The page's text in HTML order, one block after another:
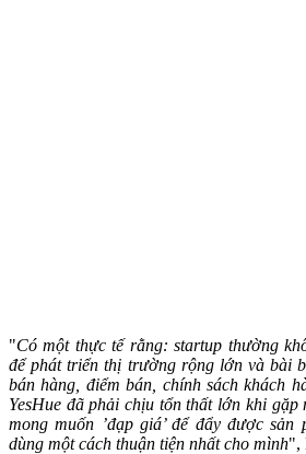
"Có một thực tế rằng: startup thường
để phát triển thị trường rộng lớn và bài
bán hàng, điểm bán, chính sách khách
YesHue đã phải chịu tổn thất lớn khi
mong muốn ’đạp giá’ để đẩy được
dùng một cách thuận tiện nhất cho mình",